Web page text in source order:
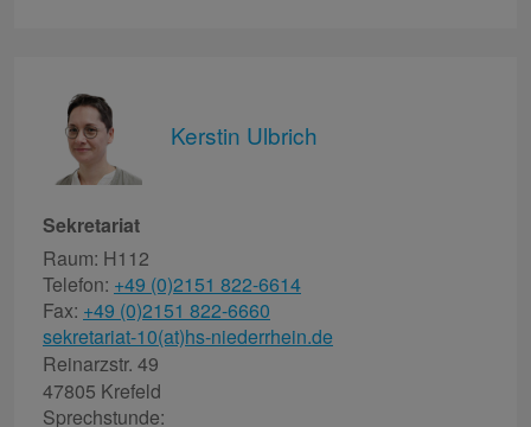
Kerstin Ulbrich
Sekretariat
Raum: H112
Telefon: +49 (0)2151 822-6614
Fax: +49 (0)2151 822-6660
sekretariat-10(at)hs-niederrhein.de
Reinarzstr. 49
47805 Krefeld
Sprechstunde: